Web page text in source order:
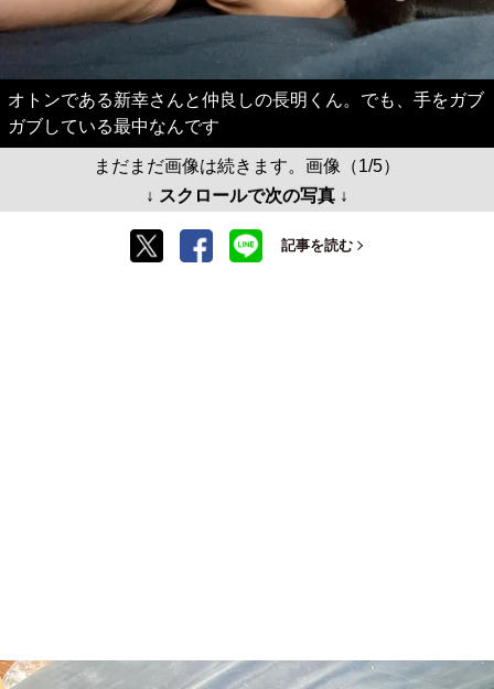
オトンである新幸さんと仲良しの長明くん。でも、手をガブ
ガブしている最中なんです
まだまだ画像は続きます。画像（1/5）
↓ スクロールで次の写真 ↓
記事を読む